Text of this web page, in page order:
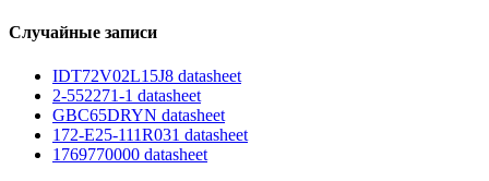
Случайные записи
IDT72V02L15J8 datasheet
2-552271-1 datasheet
GBC65DRYN datasheet
172-E25-111R031 datasheet
1769770000 datasheet